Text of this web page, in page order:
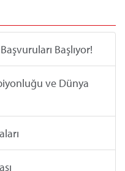
Başlıyor!
ve Dünya